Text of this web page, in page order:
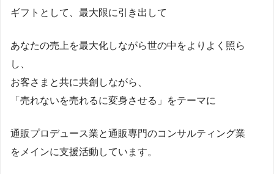
ギフトとして、最大限に引き出して
あなたの売上を最大化しながら世の中をよりよく照ら
し、
お客さまと共に共創しながら、
「売れないを売れるに変身させる」をテーマに
通販プロデュース業と通販専門のコンサルティング業
をメインに支援活動しています。